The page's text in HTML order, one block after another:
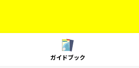
ガイドブック